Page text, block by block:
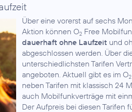
Über eine vorerst auf sechs
Aktion können O2Free
dauerhaft ohne Laufzeit und
abgeschlossen werden. Über
unterschiedlichsten Tarifen
angeboten. Aktuell gibt es im O2
neben Tarifen mit klassisch 24
auch Mobilfunkverträge mit
Der Aufpreis bei diesen Tarifen